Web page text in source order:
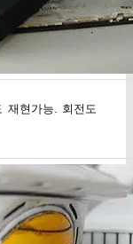
재현가능. 회전도